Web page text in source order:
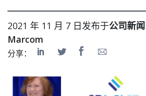
2021 年 11 月 7 日发布于公司新闻
Marcom
分享：